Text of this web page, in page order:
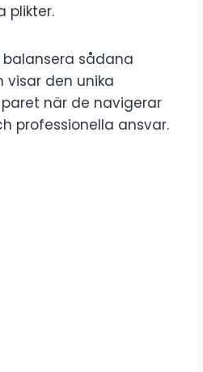
plikter.
sådana
visar den unika
när de navigerar
professionella ansvar.